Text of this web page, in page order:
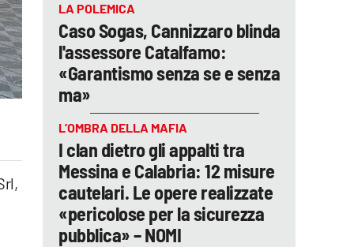
LA POLEMICA
Caso Sogas, Cannizzaro blinda
l'assessore Catalfamo:
«Garantismo senza se e senza
ma»
L’OMBRA DELLA MAFIA
I clan dietro gli appalti tra
Messina e Calabria: 12 misure
cautelari. Le opere realizzate
«pericolose per la sicurezza
pubblica» – NOMI